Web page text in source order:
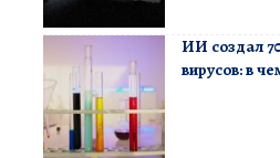
ИИ создал
вирусов: в